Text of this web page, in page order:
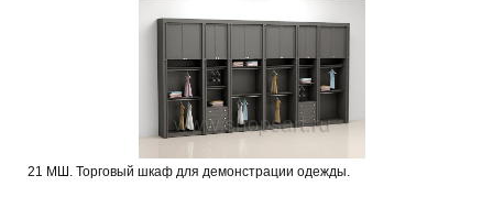
21 МШ. Торговый шкаф для демонстрации одежды.